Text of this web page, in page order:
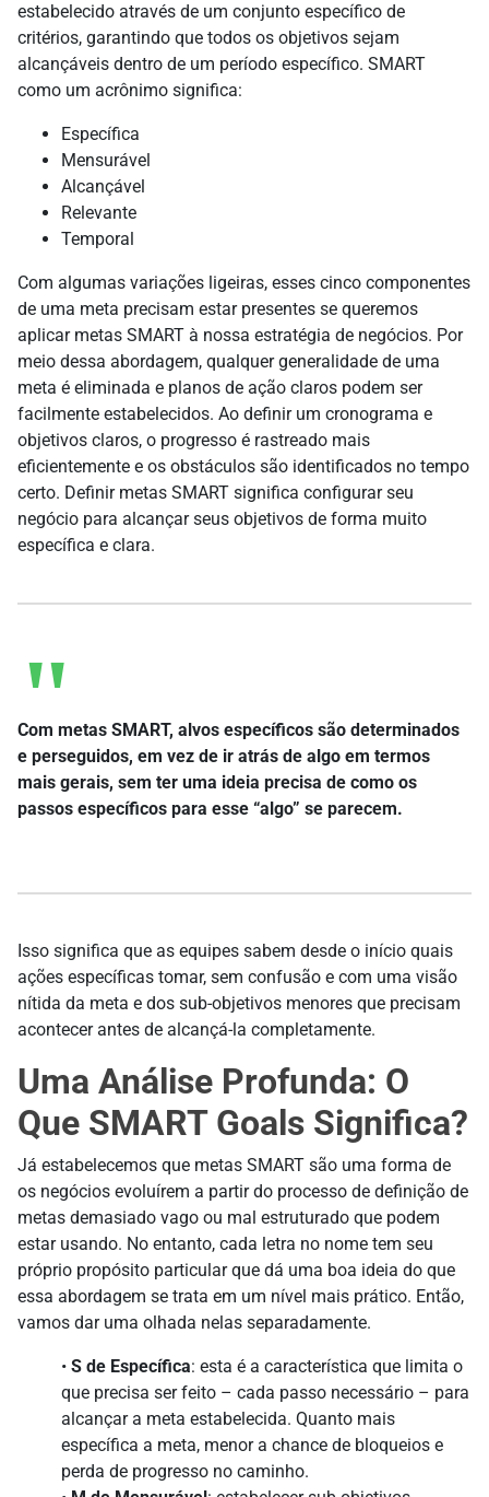
estabelecido através de um conjunto específico de
critérios, garantindo que todos os objetivos sejam
alcançáveis dentro de um período específico. SMART
como um acrônimo significa:
Específica
Mensurável
Alcançável
Relevante
Temporal
Com algumas variações ligeiras, esses cinco componentes
de uma meta precisam estar presentes se queremos
aplicar metas SMART à nossa estratégia de negócios. Por
meio dessa abordagem, qualquer generalidade de uma
meta é eliminada e planos de ação claros podem ser
facilmente estabelecidos. Ao definir um cronograma e
objetivos claros, o progresso é rastreado mais
eficientemente e os obstáculos são identificados no tempo
certo. Definir metas SMART significa configurar seu
negócio para alcançar seus objetivos de forma muito
específica e clara.
Com metas SMART, alvos específicos são determinados
e perseguidos, em vez de ir atrás de algo em termos
mais gerais, sem ter uma ideia precisa de como os
passos específicos para esse “algo” se parecem.
Isso significa que as equipes sabem desde o início quais
ações específicas tomar, sem confusão e com uma visão
nítida da meta e dos sub-objetivos menores que precisam
acontecer antes de alcançá-la completamente.
Uma Análise Profunda: O
Que SMART Goals Significa?
Já estabelecemos que metas SMART são uma forma de
os negócios evoluírem a partir do processo de definição de
metas demasiado vago ou mal estruturado que podem
estar usando. No entanto, cada letra no nome tem seu
próprio propósito particular que dá uma boa ideia do que
essa abordagem se trata em um nível mais prático. Então,
vamos dar uma olhada nelas separadamente.
• S de Específica: esta é a característica que limita o
que precisa ser feito – cada passo necessário – para
alcançar a meta estabelecida. Quanto mais
específica a meta, menor a chance de bloqueios e
perda de progresso no caminho.